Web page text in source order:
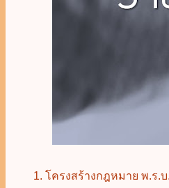
1. โครงสร้างกฎหมาย พ.ร.